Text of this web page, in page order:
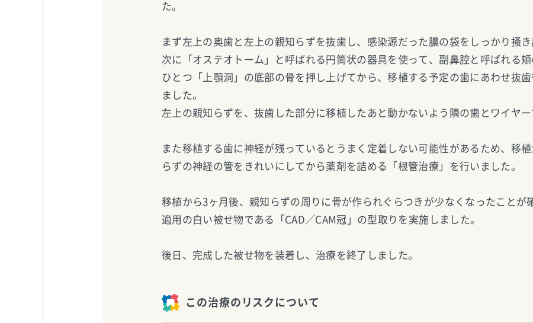
た。
まず左上の奥歯と左上の親知らずを抜歯し、感染源だった膿の袋をしっかり掻き
次に「オステオトーム」と呼ばれる円筒状の器具を使って、副鼻腔と呼ばれる
ひとつ「上顎洞」の底部の骨を押し上げてから、移植する予定の歯にあわせ抜歯
ました。
左上の親知らずを、抜歯した部分に移植したあと動かないよう隣の歯とワイヤー
また移植する歯に神経が残っているとうまく定着しない可能性があるため、移
らずの神経の管をきれいにしてから薬剤を詰める「根管治療」を行いました。
移植から3ヶ月後、親知らずの周りに骨が作られぐらつきが少なくなったことが
適用の白い被せ物である「CAD／CAM冠」の型取りを実施しました。
後日、完成した被せ物を装着し、治療を終了しました。
この治療のリスクについて